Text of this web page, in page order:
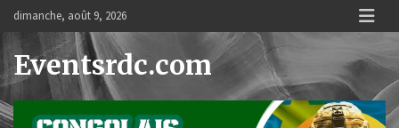
Skip
content
dimanche, août 9, 2026
Eventsrdc.com